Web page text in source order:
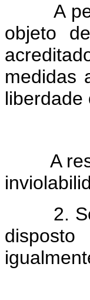
A
objeto
medidas
liberdade
A
2.